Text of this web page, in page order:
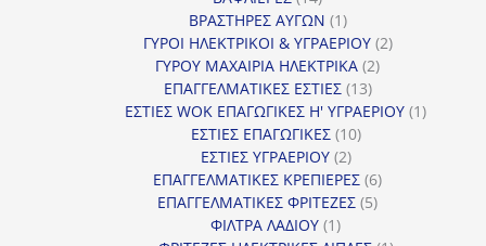
προϊόντα
ΒΡΑΣΤΗΡΕΣ ΑΥΓΩΝ 11
προϊόν
ΓΥΡΟΙ ΗΛΕΚΤΡΙΚΟΙ & ΥΓΡΑΕΡΙΟΥ 22
ΓΥΡΟΥ ΜΑΧΑΙΡΙΑ ΗΛΕΚΤΡΙΚΑ 22
ΕΠΑΓΓΕΛΜΑΤΙΚΕΣ ΕΣΤΙΕΣ 1313
προϊόντα
ΕΣΤΙΕΣ WOK ΕΠΑΓΩΓΙΚΕΣ Η' ΥΓΡΑΕΡΙΟΥ 11
ΕΣΤΙΕΣ ΕΠΑΓΩΓΙΚΕΣ 1010
ΕΣΤΙΕΣ ΥΓΡΑΕΡΙΟΥ 22
προϊόντα
ΕΠΑΓΓΕΛΜΑΤΙΚΕΣ ΚΡΕΠΙΕΡΕΣ 66
προϊόντα
ΕΠΑΓΓΕΛΜΑΤΙΚΕΣ ΦΡΙΤΕΖΕΣ 55
ΦΙΛΤΡΑ ΛΑΔΙΟΥ 11